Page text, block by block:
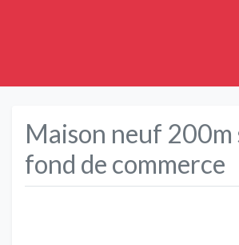
Maison neuf 200m
fond de commerce